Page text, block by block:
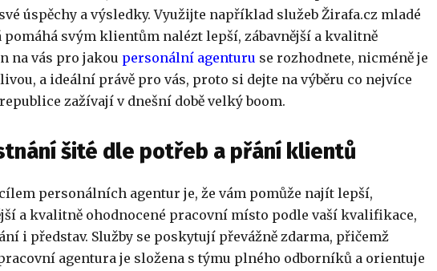
úspěchy a výsledky. Využijte například služeb Žirafa.cz mladé
pomáhá svým klientům nalézt lepší, zábavnější a kvalitně
na vás pro jakou personální agenturu se rozhodnete, nicméně je
a ideální právě pro vás, proto si dejte na výběru co nejvíce
zažívají v dnešní době velký boom.
šité dle potřeb a přání klientů
personálních agentur je, že vám pomůže najít lepší,
a kvalitně ohodnocené pracovní místo podle vaší kvalifikace,
i představ. Služby se poskytují převážně zdarma, přičemž
agentura je složena s týmu plného odborníků a orientuje